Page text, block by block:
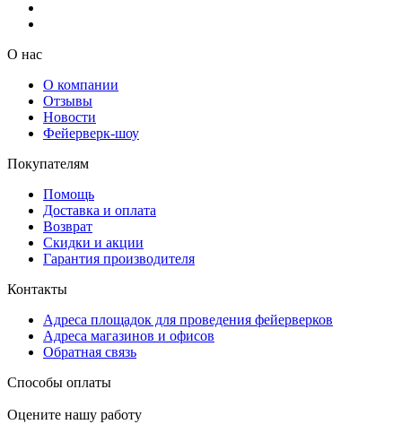
О нас
О компании
Отзывы
Новости
Фейерверк-шоу
Покупателям
Помощь
Доставка и оплата
Возврат
Скидки и акции
Гарантия производителя
Контакты
Адреса площадок для проведения фейерверков
Адреса магазинов и офисов
Обратная связь
Способы оплаты
Оцените нашу работу